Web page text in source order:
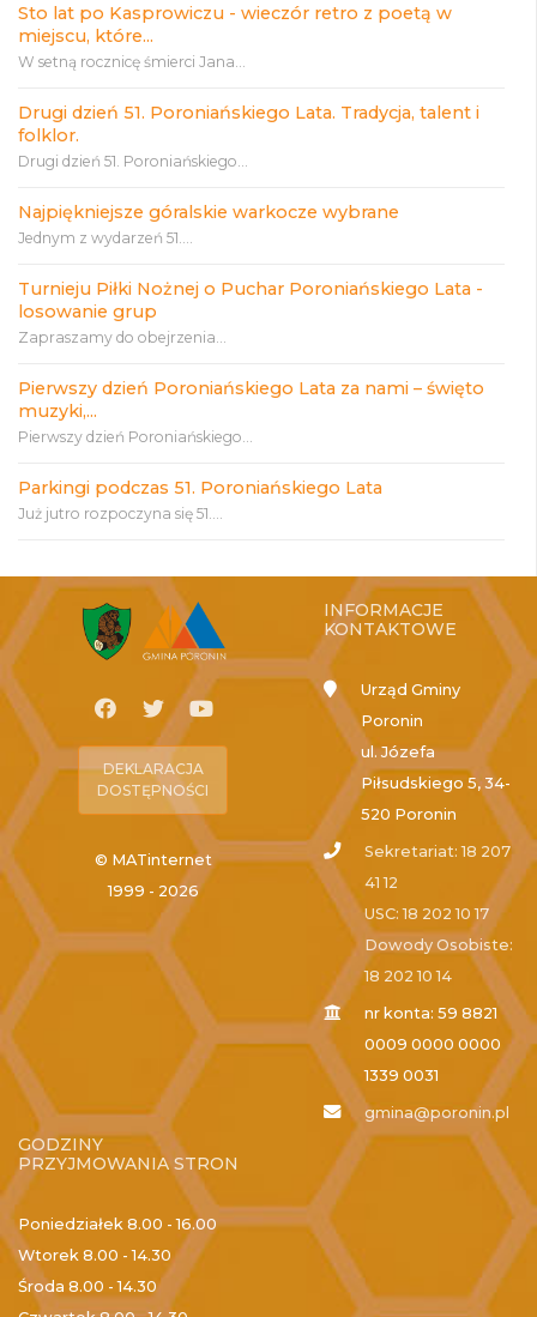
Sto lat po Kasprowiczu - wieczór retro z poetą w
miejscu, które...
W setną rocznicę śmierci Jana...
Drugi dzień 51. Poroniańskiego Lata. Tradycja, talent i
folklor.
Drugi dzień 51. Poroniańskiego...
Najpiękniejsze góralskie warkocze wybrane
Jednym z wydarzeń 51....
Turnieju Piłki Nożnej o Puchar Poroniańskiego Lata -
losowanie grup
Zapraszamy do obejrzenia...
Pierwszy dzień Poroniańskiego Lata za nami – święto
muzyki,...
Pierwszy dzień Poroniańskiego...
Parkingi podczas 51. Poroniańskiego Lata
Już jutro rozpoczyna się 51....
DEKLARACJA
DOSTĘPNOŚCI
© MATinternet
1999 - 2026
INFORMACJE
KONTAKTOWE
Urząd Gminy
Poronin
ul. Józefa
Piłsudskiego 5, 34-
520 Poronin
Sekretariat: 18 207
41 12
USC: 18 202 10 17
Dowody Osobiste:
18 202 10 14
nr konta: 59 8821
0009 0000 0000
1339 0031
gmina@poronin.pl
GODZINY
PRZYJMOWANIA STRON
Poniedziałek 8.00 - 16.00
Wtorek 8.00 - 14.30
Środa 8.00 - 14.30